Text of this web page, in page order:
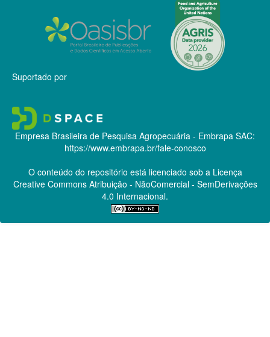
Suportado por
Empresa Brasileira de Pesquisa Agropecuária - Embrapa SAC:
https://www.embrapa.br/fale-conosco
O conteúdo do repositório está licenciado sob a Licença
Creative CommonsAtribuição - NãoComercial - SemDerivações
4.0 Internacional.